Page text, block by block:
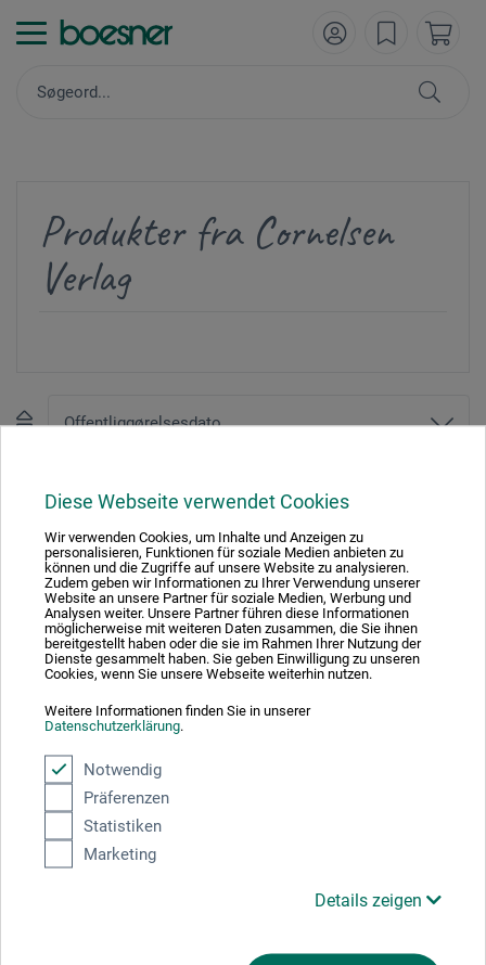
Diese Webseite verwendet Cookies
Wir verwenden Cookies, um Inhalte und Anzeigen zu
personalisieren, Funktionen für soziale Medien anbieten zu
können und die Zugriffe auf unsere Website zu analysieren.
Zudem geben wir Informationen zu Ihrer Verwendung unserer
Website an unsere Partner für soziale Medien, Werbung und
Analysen weiter. Unsere Partner führen diese Informationen
möglicherweise mit weiteren Daten zusammen, die Sie ihnen
bereitgestellt haben oder die sie im Rahmen Ihrer Nutzung der
Dienste gesammelt haben. Sie geben Einwilligung zu unseren
Cookies, wenn Sie unsere Webseite weiterhin nutzen.
Weitere Informationen finden Sie in unserer
Datenschutzerklärung.
Notwendig
Präferenzen
Statistiken
Marketing
Details zeigen
Produkter fra Cornelsen
Verlag
Absolut sikker